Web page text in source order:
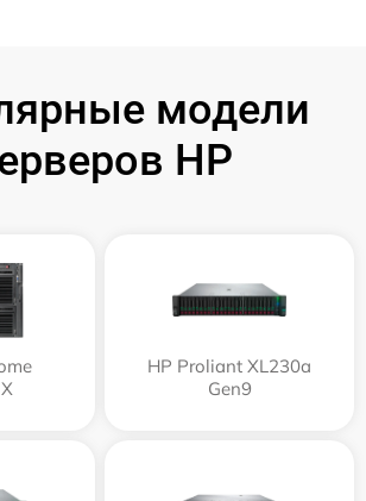
модели
HP
HP Proliant XL230a
Gen9